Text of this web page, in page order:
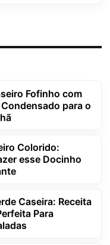
Fofinho com
para o
Colorido:
esse Docinho
Caseira: Receita
Para